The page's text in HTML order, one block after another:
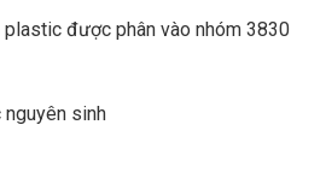
được phân vào nhóm 3830
sinh